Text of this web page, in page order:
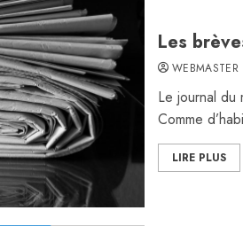
Les
WEBMASTER
Le journal du
Comme
LIRE PLUS